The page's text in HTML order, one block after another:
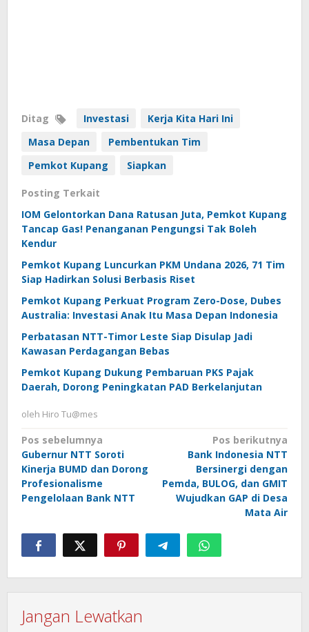
Ditag Investasi
Kerja Kita Hari Ini
Masa Depan
Pembentukan Tim
Pemkot Kupang
Siapkan
Posting Terkait
IOM Gelontorkan Dana Ratusan Juta, Pemkot Kupang
Tancap Gas! Penanganan Pengungsi Tak Boleh
Kendur
Pemkot Kupang Luncurkan PKM Undana 2026, 71 Tim
Siap Hadirkan Solusi Berbasis Riset
Pemkot Kupang Perkuat Program Zero-Dose, Dubes
Australia: Investasi Anak Itu Masa Depan Indonesia
Perbatasan NTT-Timor Leste Siap Disulap Jadi
Kawasan Perdagangan Bebas
Pemkot Kupang Dukung Pembaruan PKS Pajak
Daerah, Dorong Peningkatan PAD Berkelanjutan
oleh Hiro Tu@mes
Navigasi
pos
Pos sebelumnya
Gubernur NTT Soroti
Kinerja BUMD dan Dorong
Profesionalisme
Pengelolaan Bank NTT
Pos berikutnya
Bank Indonesia NTT
Bersinergi dengan
Pemda, BULOG, dan GMIT
Wujudkan GAP di Desa
Mata Air
Jangan Lewatkan